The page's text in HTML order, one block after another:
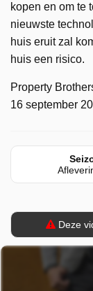
kopen en om te
nieuwste
huis eruit zal
huis een risico.
Property
16 september
Deze